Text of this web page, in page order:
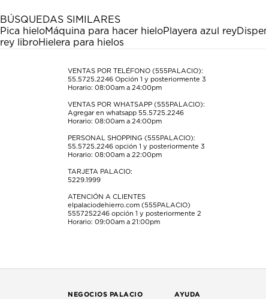
estrella
Esta
acción
abrirá
formulario
estrellas.
Esta
acción
abrirá
formulario
de
estrellas.
Esta
acción
abrirá
formulario
de
estrellas.
Esta
acción
abrirá
formulario
de
Esta
acción
formulario
de
envío.
BÚSQUEDAS SIMILARES
Pica hieloMáquina para hacer hieloPlayera azul rey
rey libroHielera para hielos
VENTAS POR TELÉFONO (555PALACIO):
55.5725.2246 Opción 1 y posteriormente 3
Horario: 08:00am a 24:00pm
VENTAS POR WHATSAPP (555PALACIO):
Agregar en whatsapp 55.5725.2246
Horario: 08:00am a 24:00pm
PERSONAL SHOPPING (555PALACIO):
55.5725.2246 opción 1 y posteriormente 3
Horario: 08:00am a 22:00pm
TARJETA PALACIO:
5229.1999
ATENCIÓN A CLIENTES
elpalaciodehierro.com (555PALACIO)
5557252246 opción 1 y posteriormente 2
Horario: 09:00am a 21:00pm
NEGOCIOS PALACIO AYUDA